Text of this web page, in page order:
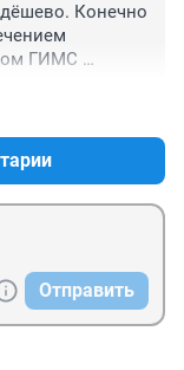
Конечно
ГИМС
Отправить